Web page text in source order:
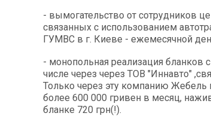
- вымогательство от сотрудников
связанных с использованием
ГУМВС в г. Киеве - ежемесячной
- монопольная реализация бланков
числе через через ТОВ "Иннавто"
Только через эту компанию Жебель
более 600 000 гривен в месяц,
бланке 720 грн(!).